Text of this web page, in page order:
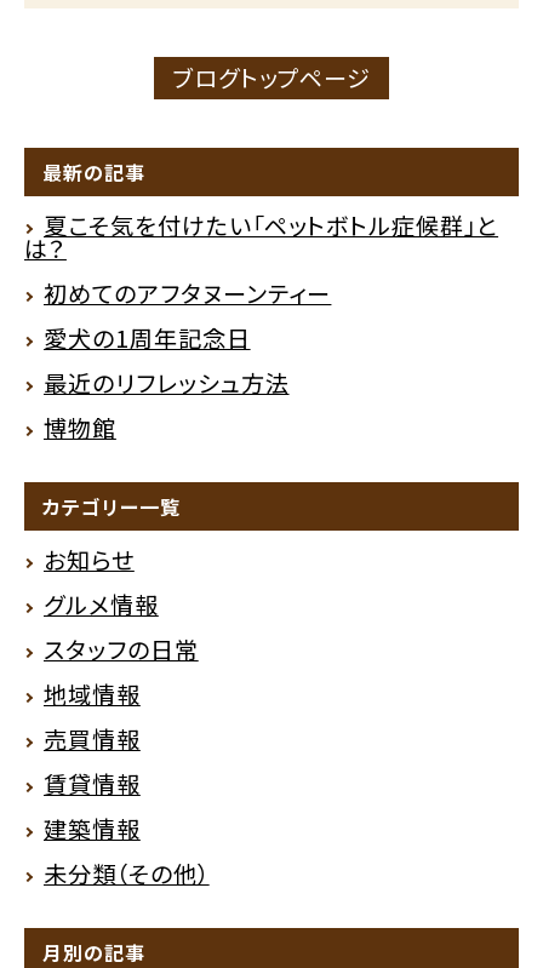
ブログトップページ
最新の記事
夏こそ気を付けたい「ペットボトル症候群」と
は？
初めてのアフタヌーンティー
愛犬の1周年記念日
最近のリフレッシュ方法
博物館
カテゴリー一覧
お知らせ
グルメ情報
スタッフの日常
地域情報
売買情報
賃貸情報
建築情報
未分類（その他）
月別の記事